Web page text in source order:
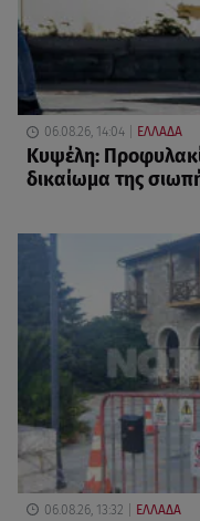
06.08.26, 14:04 ΕΛΛΑΔΑ
Κυψέλη:
δικαίωμα της
06.08.26, 13:32 ΕΛΛΑΔΑ